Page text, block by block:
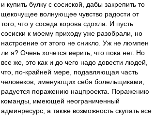
и купить булку с сосиской, дабы закрепить то
щекочущее волнующее чувство радости от
того, что у соседа корова сдохла. И пусть
сосиски к моему приходу уже разобрали, но
настроение от этого не сникло. Уж не люмпен
ли я? Очень хочется верить, что пока нет. Но
все же, это как и до чего надо довести людей,
что, по-крайней мере, подавляющая часть
человеков, именующих себя болельщиками,
радуется поражению нацпроекта. Поражению
команды, имеющей неограниченный
админресурс, а также возможность скупать все